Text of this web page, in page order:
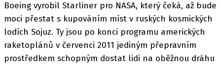
Boeing vyrobil Starliner pro NASA, který čeká, až bude
moci přestat s kupováním míst v ruských kosmických
lodích Sojuz. Ty jsou po konci programu amerických
raketoplánů v červenci 2011 jediným přepravním
prostředkem schopným dostat lidi na oběžnou dráhu